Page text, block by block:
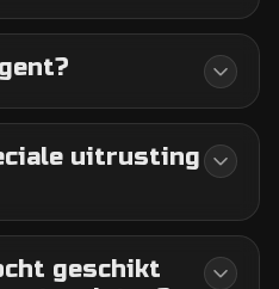
uitrusting
geschikt